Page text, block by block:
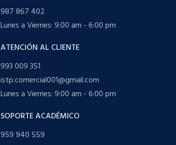
987 867 402
Lunes a Viernes: 9:00 am - 6:00 pm
ATENCIÓN AL CLIENTE
993 009 351
istp.comercial001@gmail.com
Lunes a Viernes: 9:00 am - 6:00 pm
SOPORTE ACADÉMICO
959 940 559